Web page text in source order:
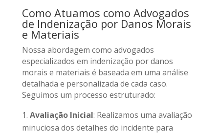
Como Atuamos como Advogados
de Indenização por Danos Morais
e Materiais
Nossa abordagem como advogados
especializados em indenização por danos
morais e materiais é baseada em uma análise
detalhada e personalizada de cada caso.
Seguimos um processo estruturado:
Avaliação Inicial: Realizamos uma avaliação
minuciosa dos detalhes do incidente para